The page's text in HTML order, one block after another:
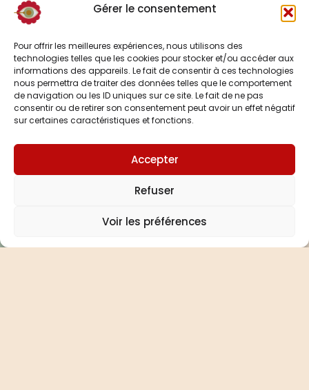
Gérer le consentement
Pour offrir les meilleures expériences, nous utilisons des
technologies telles que les cookies pour stocker et/ou accéder aux
informations des appareils. Le fait de consentir à ces technologies
nous permettra de traiter des données telles que le comportement
de navigation ou les ID uniques sur ce site. Le fait de ne pas
consentir ou de retirer son consentement peut avoir un effet négatif
sur certaines caractéristiques et fonctions.
Accepter
Refuser
Voir les préférencesPrendre rendez-vous